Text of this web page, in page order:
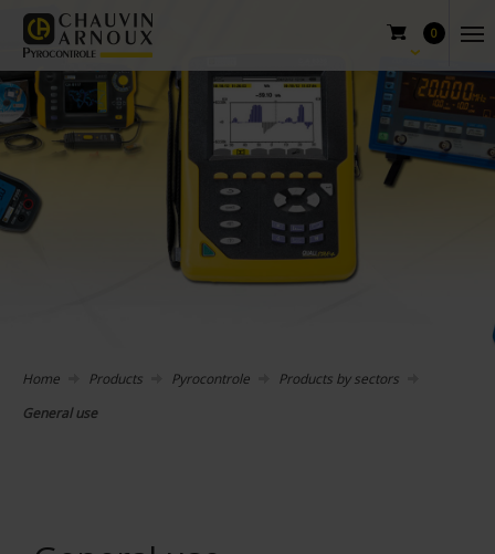
0
Home Products Pyrocontrole
Products by sectors
General use